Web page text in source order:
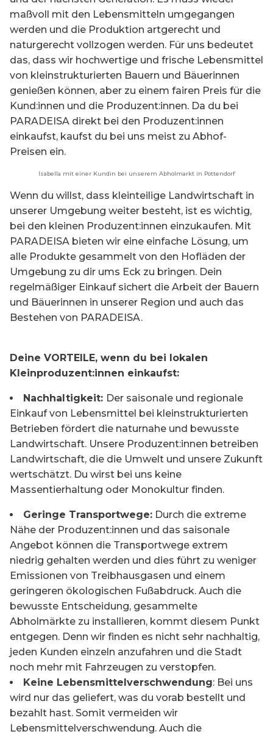
maßvoll mit den Lebensmitteln umgegangen
werden und die Produktion artgerecht und
naturgerecht vollzogen werden. Für uns bedeutet
das, dass wir hochwertige und frische Lebensmittel
von kleinstrukturierten Bauern und Bäuerinnen
genießen können, aber zu einem fairen Preis für die
Kund:innen und die Produzent:innen. Da du bei
PARADEISA direkt bei den Produzent:innen
einkaufst, kaufst du bei uns meist zu Abhof-
Preisen ein.
Isabella mit einer Kundin bei unserem Abholmarkt in Pottendorf
Wenn du willst, dass kleinteilige Landwirtschaft in
unserer Umgebung weiter besteht, ist es wichtig,
bei den kleinen Produzent:innen einzukaufen. Mit
PARADEISA bieten wir eine einfache Lösung, um
alle Produkte gesammelt von den Hofläden der
Umgebung zu dir ums Eck zu bringen. Dein
regelmäßiger Einkauf sichert die Arbeit der Bauern
und Bäuerinnen in unserer Region und auch das
Bestehen von PARADEISA.
Deine VORTEILE, wenn du bei lokalen
Kleinproduzent:innen einkaufst:
Nachhaltigkeit: Der saisonale und regionale
Einkauf von Lebensmittel bei kleinstrukturierten
Betrieben fördert die naturnahe und bewusste
Landwirtschaft. Unsere Produzent:innen betreiben
Landwirtschaft, die die Umwelt und unsere Zukunft
wertschätzt. Du wirst bei uns keine
Massentierhaltung oder Monokultur finden.
Geringe Transportwege: Durch die extreme
Nähe der Produzent:innen und das saisonale
Angebot können die Transportwege extrem
niedrig gehalten werden und dies führt zu weniger
Emissionen von Treibhausgasen und einem
geringeren ökologischen Fußabdruck. Auch die
bewusste Entscheidung, gesammelte
Abholmärkte zu installieren, kommt diesem Punkt
entgegen. Denn wir finden es nicht sehr nachhaltig,
jeden Kunden einzeln anzufahren und die Stadt
noch mehr mit Fahrzeugen zu verstopfen.
Keine Lebensmittelverschwendung: Bei uns
wird nur das geliefert, was du vorab bestellt und
bezahlt hast. Somit vermeiden wir
Lebensmittelverschwendung. Auch die